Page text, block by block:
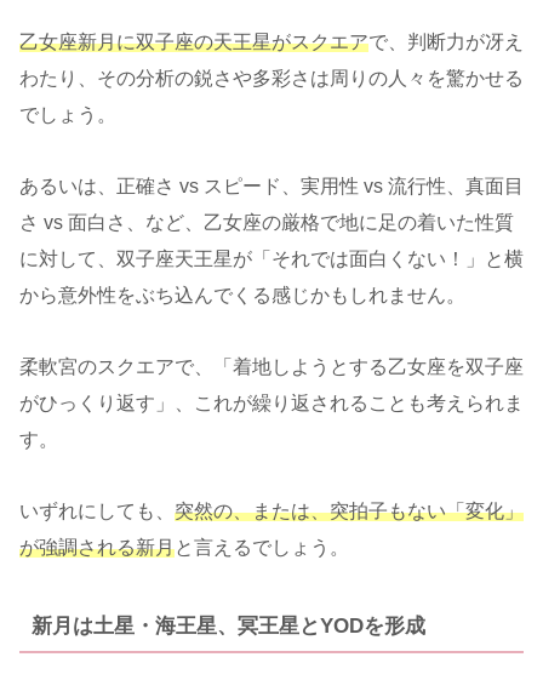
乙女座新月に双子座の天王星がスクエアで、判断力が冴え
わたり、その分析の鋭さや多彩さは周りの人々を驚かせる
でしょう。
あるいは、正確さ vs スピード、実用性 vs 流行性、真面目
さ vs 面白さ、など、乙女座の厳格で地に足の着いた性質
に対して、双子座天王星が「それでは面白くない！」と横
から意外性をぶち込んでくる感じかもしれません。
柔軟宮のスクエアで、「着地しようとする乙女座を双子座
がひっくり返す」、これが繰り返されることも考えられま
す。
いずれにしても、 突然の、または、突拍子もない「変化」
が強調される新月と言えるでしょう。
新月は土星・海王星、冥王星とYODを形成